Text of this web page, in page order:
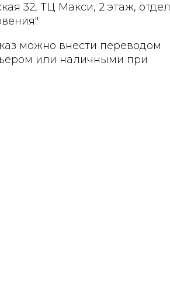
32, ТЦ Макси, 2 этаж, отдел
можно внести переводом
или наличными при